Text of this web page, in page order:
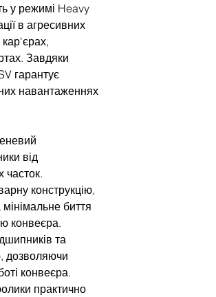
у режимі Heavy
в агресивних
Завдяки
гарантує
навантаженнях
від
часток.
конструкцію,
биття
конвеєра.
та
дозволяючи
конвеєра.
практично